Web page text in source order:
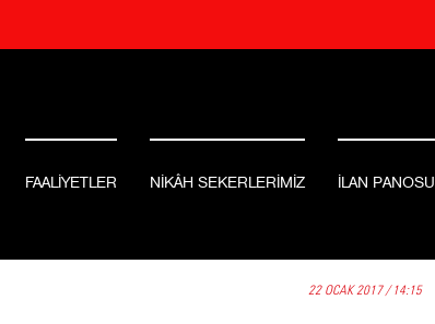
FAALİYETLER NİKÂH SEKERLERİMİZ İLAN PANOSU
22 OCAK 2017 / 14:15